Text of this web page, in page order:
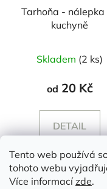
Tento web používá
tohoto webu
Více informacízde.
Tarhoňa - nálepka
kuchyně
Skladem (2 ks)
od 20 Kč
DETAIL